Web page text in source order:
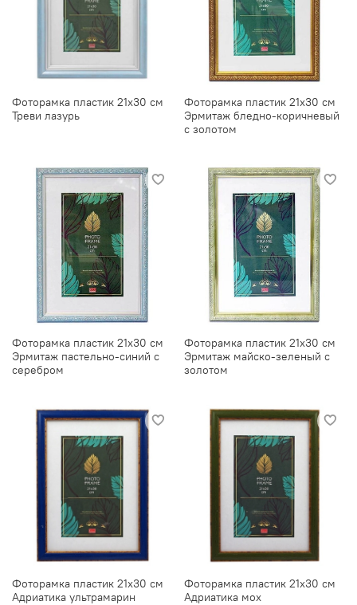
Фоторамка пластик 21х30 см
Треви лазурь
Фоторамка пластик 21х30 см
Эрмитаж бледно-коричневый
с золотом
Фоторамка пластик 21х30 см
Эрмитаж пастельно-синий с
серебром
Фоторамка пластик 21х30 см
Эрмитаж майско-зеленый с
золотом
Фоторамка пластик 21х30 см
Адриатика ультрамарин
Фоторамка пластик 21х30 см
Адриатика мох